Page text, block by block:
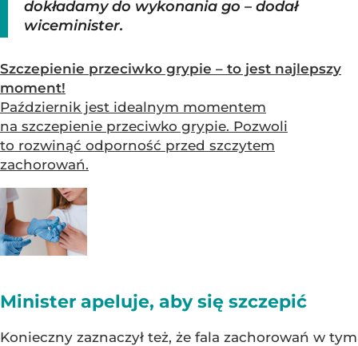
dokładamy do wykonania go – dodał
wiceminister.
Szczepienie przeciwko grypie – to jest najlepszy
moment!
Październik jest idealnym momentem
na szczepienie przeciwko grypie. Pozwoli
to rozwinąć odporność przed szczytem
zachorowań.
Minister apeluje, aby się szczepić
Konieczny zaznaczył też, że fala zachorowań w tym